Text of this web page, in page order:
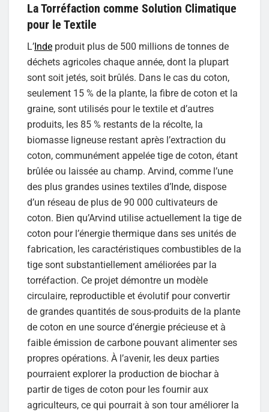
La Torréfaction comme Solution Climatique
pour le Textile
L’ Inde produit plus de 500 millions de tonnes de
déchets agricoles chaque année, dont la plupart
sont soit jetés, soit brûlés. Dans le cas du coton,
seulement 15 % de la plante, la fibre de coton et la
graine, sont utilisés pour le textile et d’autres
produits, les 85 % restants de la récolte, la
biomasse ligneuse restant après l’extraction du
coton, communément appelée tige de coton, étant
brûlée ou laissée au champ. Arvind, comme l’une
des plus grandes usines textiles d’Inde, dispose
d’un réseau de plus de 90 000 cultivateurs de
coton. Bien qu’Arvind utilise actuellement la tige de
coton pour l’énergie thermique dans ses unités de
fabrication, les caractéristiques combustibles de la
tige sont substantiellement améliorées par la
torréfaction. Ce projet démontre un modèle
circulaire, reproductible et évolutif pour convertir
de grandes quantités de sous-produits de la plante
de coton en une source d’énergie précieuse et à
faible émission de carbone pouvant alimenter ses
propres opérations. À l’avenir, les deux parties
pourraient explorer la production de biochar à
partir de tiges de coton pour les fournir aux
agriculteurs, ce qui pourrait à son tour améliorer la